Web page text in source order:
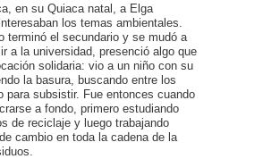
en su Quiaca natal, a Elga
los temas ambientales.
terminó el secundario y se mudó a
a la universidad, presenció algo que
solidaria: vio a un niño con su
la basura, buscando entre los
para subsistir. Fue entonces cuando
a fondo, primero estudiando
de reciclaje y luego trabajando
cambio en toda la cadena de la